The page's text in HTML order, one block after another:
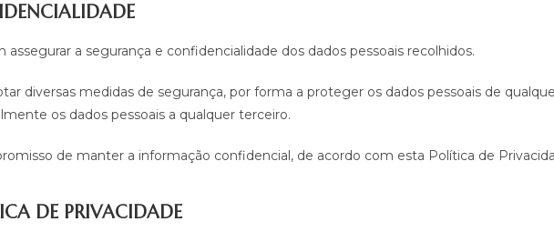
a segurança e confidencialidade dos dados pessoais recolhidos.
diversas medidas de segurança, por forma a proteger os dados pessoais de
os dados pessoais a qualquer terceiro.
de manter a informação confidencial, de acordo com esta Política de
DE PRIVACIDADE